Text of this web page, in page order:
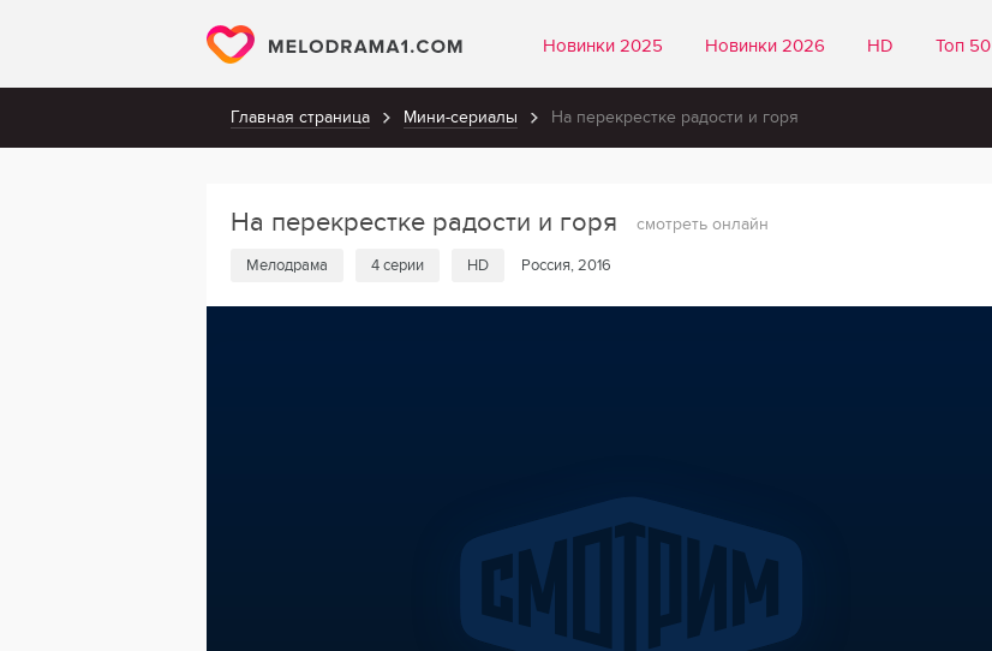
Новинки 2025 Новинки 2026 HD Топ 50
Главная страница Мини-сериалы На перекрестке радости и горя
На перекрестке радости и горя смотреть онлайн
Мелодрама 4 серии HD Россия, 2016